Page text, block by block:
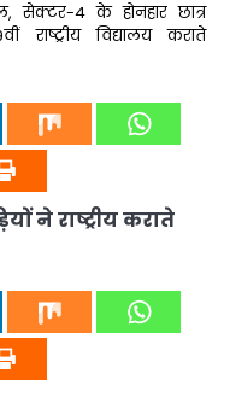
4 के होनहार छात्र
विद्यालय कराते
ने राष्ट्रीय कराते